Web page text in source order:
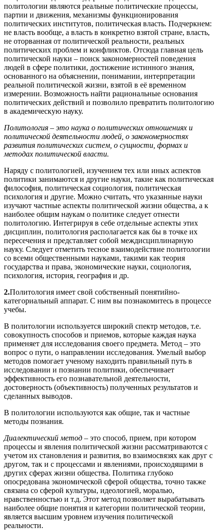
политологии являются реальные политические процессы,
партии и движения, механизмы функционирования
политических институтов, политическая власть. Подчеркнем:
не власть вообще, а власть в конкретно взятой стране, власть,
не оторванная от политической реальности, реальных
политических проблем и конфликтов. Отсюда главная цель
политической науки – поиск закономерностей поведения
людей в сфере политики, достижение истинного знания,
основанного на объяснении, понимании, интерпретации
реальной политической жизни, взятой в её временном
измерении. Возможность найти рациональные основания
политических действий и позволило превратить политологию
в академическую науку.
Политология – это наука о политических отношениях и
политической деятельности людей, о закономерностях
развития политических систем, о сущности, формах и
методах политической власти.
Наряду с политологией, изучением тех или иных аспектов
политики занимаются и другие науки, такие как политическая
философия, политическая социология, политическая
психология и другие. Можно считать, что указанные науки
изучают частные аспекты политической жизни общества, а к
наиболее общим наукам о политике следует отнести
политологию. Интегрируя в себе отдельные аспекты этих
дисциплин, политология располагается как бы в точке их
пересечения и представляет собой междисциплинарную
науку. Следует отметить тесное взаимодействие политологии
со всеми общественными науками, такими как теория
государства и права, экономические науки, социология,
психология, история, география и др.
2.Политология имеет свой собственный понятийно-
категориальный аппарат. С ним вы познакомитесь в процессе
учебы.
В политологии используется широкий спектр методов, т.е.
совокупность способов и приемов, которые каждая наука
применяет для исследования своего предмета. Метод – это
вопрос о пути, о направлении исследования. Умелый выбор
методов помогает ученому находить правильный путь в
исследовании и познании политики, обеспечивает
эффективность его познавательной деятельности,
достоверность (объективность) полученных результатов и
сделанных выводов.
В политологии используются как общие, так и частные
методы познания.
Диалектический метод – это способ, прием, при котором
процессы и явления политической жизни рассматриваются с
учетом их становления и развития, во взаимосвязях как друг с
другом, так и с процессами и явлениями, происходящими в
других сферах жизни общества. Политика глубоко
опосредована экономической сферой общества, точно также
связана со сферой культуры, идеологией, моралью,
нравственностью и т.д. Этот метод позволяет вырабатывать
наиболее общие понятия и категории политической теории,
является высшим уровнем изучения политической
реальности.